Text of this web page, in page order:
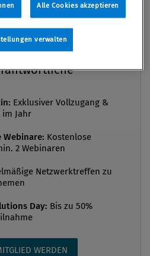
Mitgliedstaaten1
und die
europäischen Wirtschaft
der
eine inhaltliche Reduktion
den verschiedenen
EU-Taxonomie). Damit
Premium
-
für
Exklusiver Vollzugang &
im Jahr
Webinare: Kostenlose
2 Webinaren
Netzwerktreffen zu
Day: Bis zu 50%
WERDEN
Alle Cookies akzeptieren
verwalten